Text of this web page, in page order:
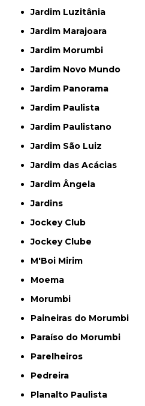
Jardim Luzitânia
Jardim Marajoara
Jardim Morumbi
Jardim Novo Mundo
Jardim Panorama
Jardim Paulista
Jardim Paulistano
Jardim São Luiz
Jardim das Acácias
Jardim Ângela
Jardins
Jockey Club
Jockey Clube
M'Boi Mirim
Moema
Morumbi
Paineiras do Morumbi
Paraíso do Morumbi
Parelheiros
Pedreira
Planalto Paulista